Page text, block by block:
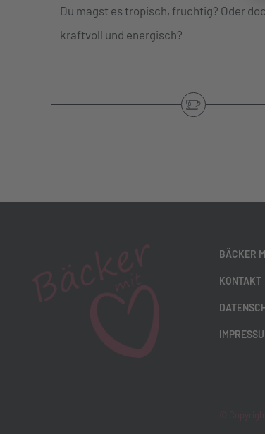
Du magst es tropisch, fruchtig? Oder
kraftvoll und energisch?
BÄCKER
KONTAKT
©